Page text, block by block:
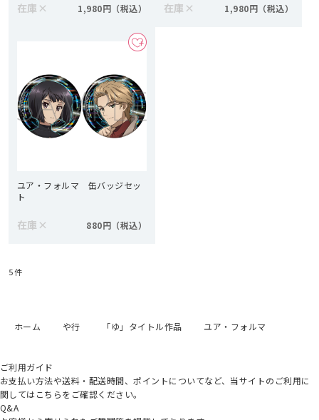
在庫 × 1,980円 在庫 × 1,980円
ユア・フォルマ 缶バッジセッ
ト
在庫 × 880円
5件
ホーム や行 「ゆ」タイトル作品 ユア・フォルマ
ご利用ガイド
お支払い方法や送料・配送時間、ポイントについてなど、当サイトのご利用に
関してはこちらをご確認ください。
Q&A